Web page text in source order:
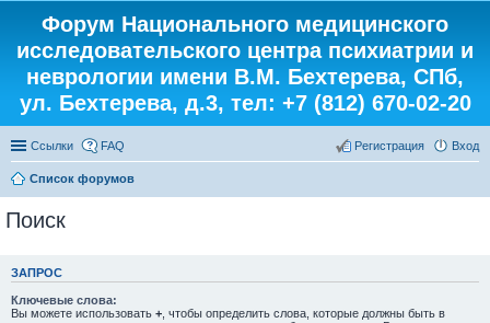
Форум Национального медицинского
исследовательского центра психиатрии и
неврологии имени В.М. Бехтерева, СПб,
ул. Бехтерева, д.3, тел: +7 (812) 670-02-20
Ссылки FAQ Вход
Регистрация
Список форумов
Поиск
ЗАПРОС
Ключевые слова:
Вы можете использовать + , чтобы определить слова, которые должны быть в